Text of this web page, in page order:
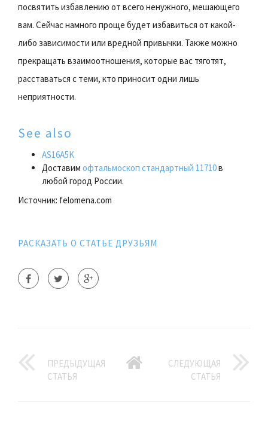
посвятить избавлению от всего ненужного, мешающего
вам. Сейчас намного проще будет избавиться от какой-
либо зависимости или вредной привычки. Также можно
прекращать взаимоотношения, которые вас тяготят,
расставаться с теми, кто приносит одни лишь
неприятности.
See also
AS16A5K
Доставим офтальмоскоп стандартный 11710в
любой город России.
Источник: felomena.com
РАСКАЗАТЬ О СТАТЬЕ ДРУЗЬЯМ
ПРЕДЫДУЩАЯ
СТАТЬЯ
СЛЕДУЮЩАЯ
СТАТЬЯ